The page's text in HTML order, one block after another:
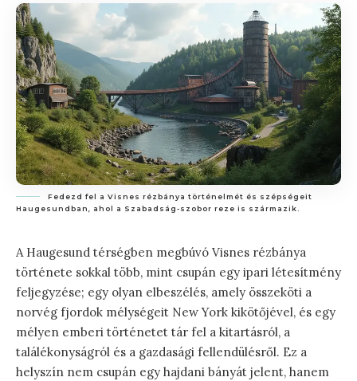
Fedezd fel a Visnes rézbánya történelmét és szépségeit
Haugesundban, ahol a Szabadság-szobor reze is származik.
A Haugesund térségben megbúvó Visnes rézbánya
története sokkal több, mint csupán egy ipari létesítmény
feljegyzése; egy olyan elbeszélés, amely összeköti a
norvég fjordok mélységeit New York kikötőjével, és egy
mélyen emberi történetet tár fel a kitartásról, a
találékonyságról és a gazdasági fellendülésről. Ez a
helyszín nem csupán egy hajdani bányát jelent, hanem